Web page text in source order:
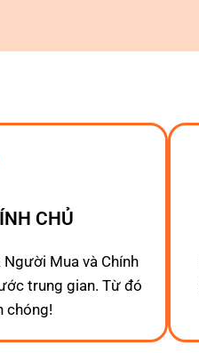
CHỦ
Mua và Chính
trung gian. Từ đó
chóng!